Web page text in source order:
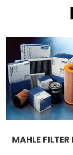
MAHLE